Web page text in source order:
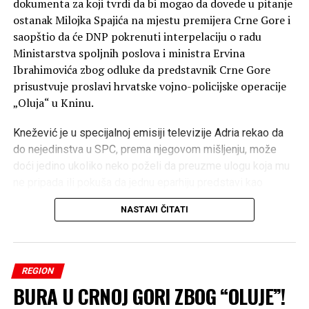
dokumenta za koji tvrdi da bi mogao da dovede u pitanje
ostanak Milojka Spajića na mjestu premijera Crne Gore i
saopštio da će DNP pokrenuti interpelaciju o radu
Ministarstva spoljnih poslova i ministra Ervina
Ibrahimovića zbog odluke da predstavnik Crne Gore
prisustvuje proslavi hrvatske vojno-policijske operacije
„Oluja“ u Kninu.
Knežević je u specijalnoj emisiji televizije Adria rekao da
do nejedinstva u SPC, prema njegovom mišljenju, može
doći jedino ukoliko neko poželi da preuzme ulogu koja mu
posebnu u odnosu na ostale.
„Ja se Bogu molim da ne dođe do nejedinstva Crkve. Do
neku od eparhija predstavi posebnom u odnosu na
druge“, kazao je Knežević.
NASTAVI ČITATI
REGION
BURA U CRNOJ GORI ZBOG “OLUJE”!